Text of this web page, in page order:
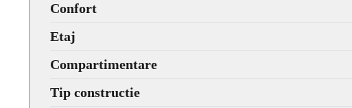
Confort
Etaj
Compartimentare
Tip constructie